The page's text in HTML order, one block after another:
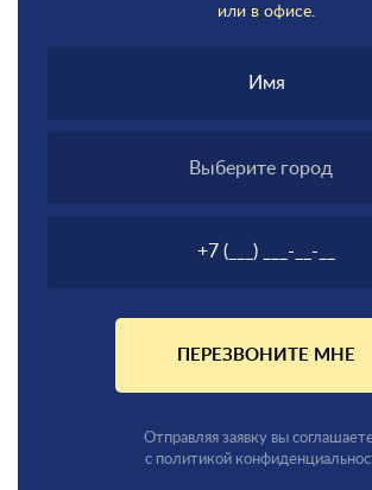
или в офисе.
Выберите город
ПЕРЕЗВОНИТЕ МНЕ
Отправляя заявку вы
с политикой